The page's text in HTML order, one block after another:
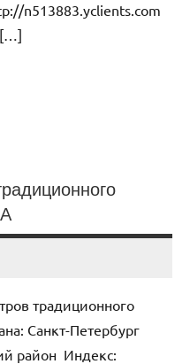
n513883.yclients.com
[…]
традиционного
Санкт-Петербург
район Индекс: